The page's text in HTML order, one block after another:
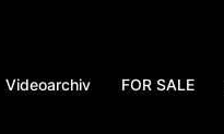
Videoarchiv FOR SALE